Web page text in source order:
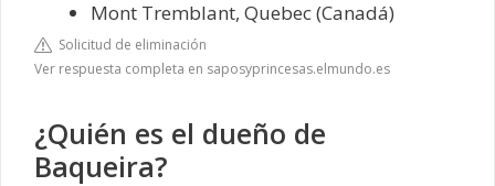
Mont Tremblant, Quebec (Canadá)
Solicitud de eliminación
Ver respuesta completa en saposyprincesas.elmundo.es
¿Quién es el dueño de
Baqueira?